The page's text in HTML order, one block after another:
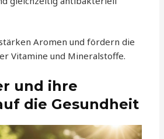
Aromen und fördern die
Vitamine und Mineralstoffe.
und ihre
die Gesundheit